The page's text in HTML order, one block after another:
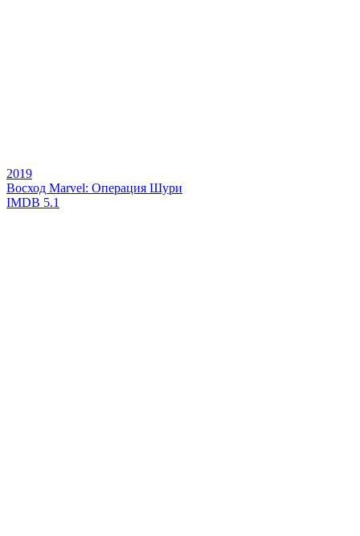
2019
Восход Marvel: Операция Шури
IMDB 5.1